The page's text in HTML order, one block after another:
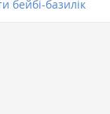
бейбі-базилік